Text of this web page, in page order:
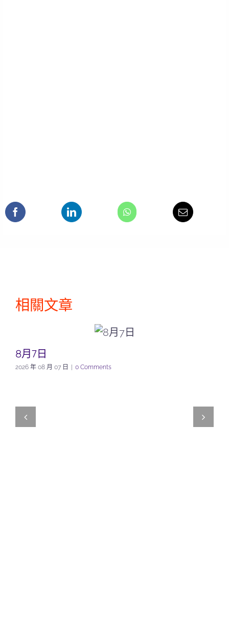
相關文章
8月7日
2026 年 08 月 07 日 0 Comments